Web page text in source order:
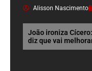
Alisson Nascimento
João ironiza
diz que vai